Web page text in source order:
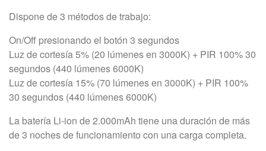
Dispone de 3 métodos de trabajo:
On/Off presionando el botón 3 segundos
Luz de cortesía 5% (20 lúmenes en 3000K) + PIR 100% 30
segundos (440 lúmenes 6000K)
Luz de cortesía 15% (70 lúmenes en 3000K) + PIR 100%
30 segundos (440 lúmenes 6000K)
La batería Li-ion de 2.000mAh tiene una duración de más
de 3 noches de funcionamiento con una carga completa.